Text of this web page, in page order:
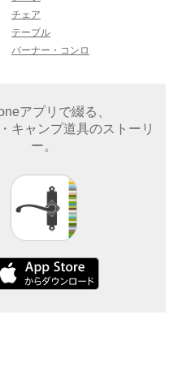
チェア
テーブル
バーナー・コンロ
アプリで綴る、
キャンプ道具のストーリ
ー。